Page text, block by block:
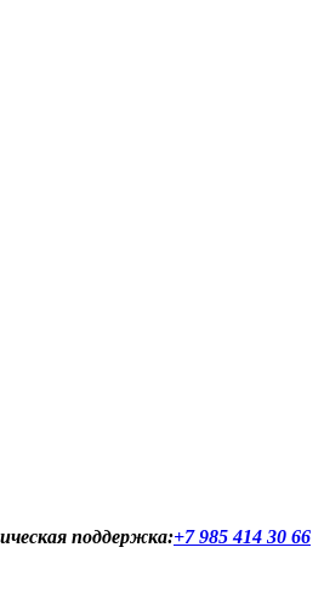
поддержка:+7 985 414 30 66